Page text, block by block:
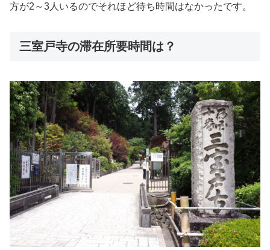
方が2～3人いるのでそれほど待ち時間はなかったです。
三室戸寺の滞在所要時間は？